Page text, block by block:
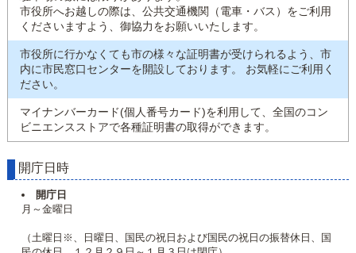
市役所へお越しの際は、公共交通機関（電車・バス）をご利用
くださいますよう、御協力をお願いいたします。
市役所に行かなくても市の様々な証明書が受けられるよう、市
内に市民窓口センターを開設しております。 お気軽にご利用く
ださい。
マイナンバーカード(個人番号カード)を利用して、全国のコン
ビニエンスストアで各種証明書の取得ができます。
開庁日時
開庁日
月～金曜日
（土曜日※、日曜日、国民の祝日および国民の祝日の振替休日、国